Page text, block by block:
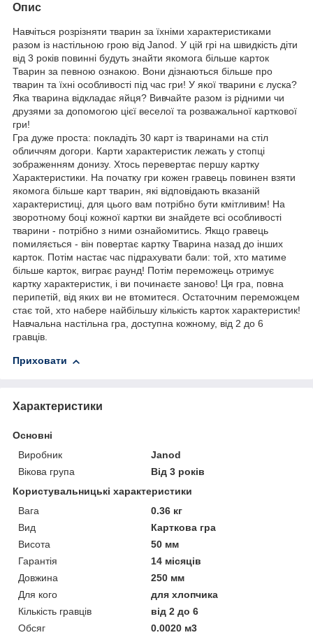
Опис
Навчіться розрізняти тварин за їхніми характеристиками
разом із настільною грою від Janod. У цій грі на швидкість діти
від 3 років повинні будуть знайти якомога більше карток
Тварин за певною ознакою. Вони дізнаються більше про
тварин та їхні особливості під час гри! У якої тварини є луска?
Яка тварина відкладає яйця? Вивчайте разом із рідними чи
друзями за допомогою цієї веселої та розважальної карткової
гри!
Гра дуже проста: покладіть 30 карт із тваринами на стіл
обличчям догори. Карти характеристик лежать у стопці
зображенням донизу. Хтось перевертає першу картку
Характеристики. На початку гри кожен гравець повинен взяти
якомога більше карт тварин, які відповідають вказаній
характеристиці, для цього вам потрібно бути кмітливим! На
зворотному боці кожної картки ви знайдете всі особливості
тварини - потрібно з ними ознайомитись. Якщо гравець
помиляється - він повертає картку Тварина назад до інших
карток. Потім настає час підрахувати бали: той, хто матиме
більше карток, виграє раунд! Потім переможець отримує
картку характеристик, і ви починаєте заново! Ця гра, повна
перипетій, від яких ви не втомитеся. Остаточним переможцем
стає той, хто набере найбільшу кількість карток характеристик!
Навчальна настільна гра, доступна кожному, від 2 до 6
гравців.
Приховати
Характеристики
Основні
Виробник
Janod
Вікова група
Від 3 років
Користувальницькі характеристики
Вага
0.36 кг
Вид
Карткова гра
Висота
50 мм
Гарантія
14 місяців
Довжина
250 мм
Для кого
для хлопчика
Кількість гравців
від 2 до 6
Обсяг
0.0020 м3